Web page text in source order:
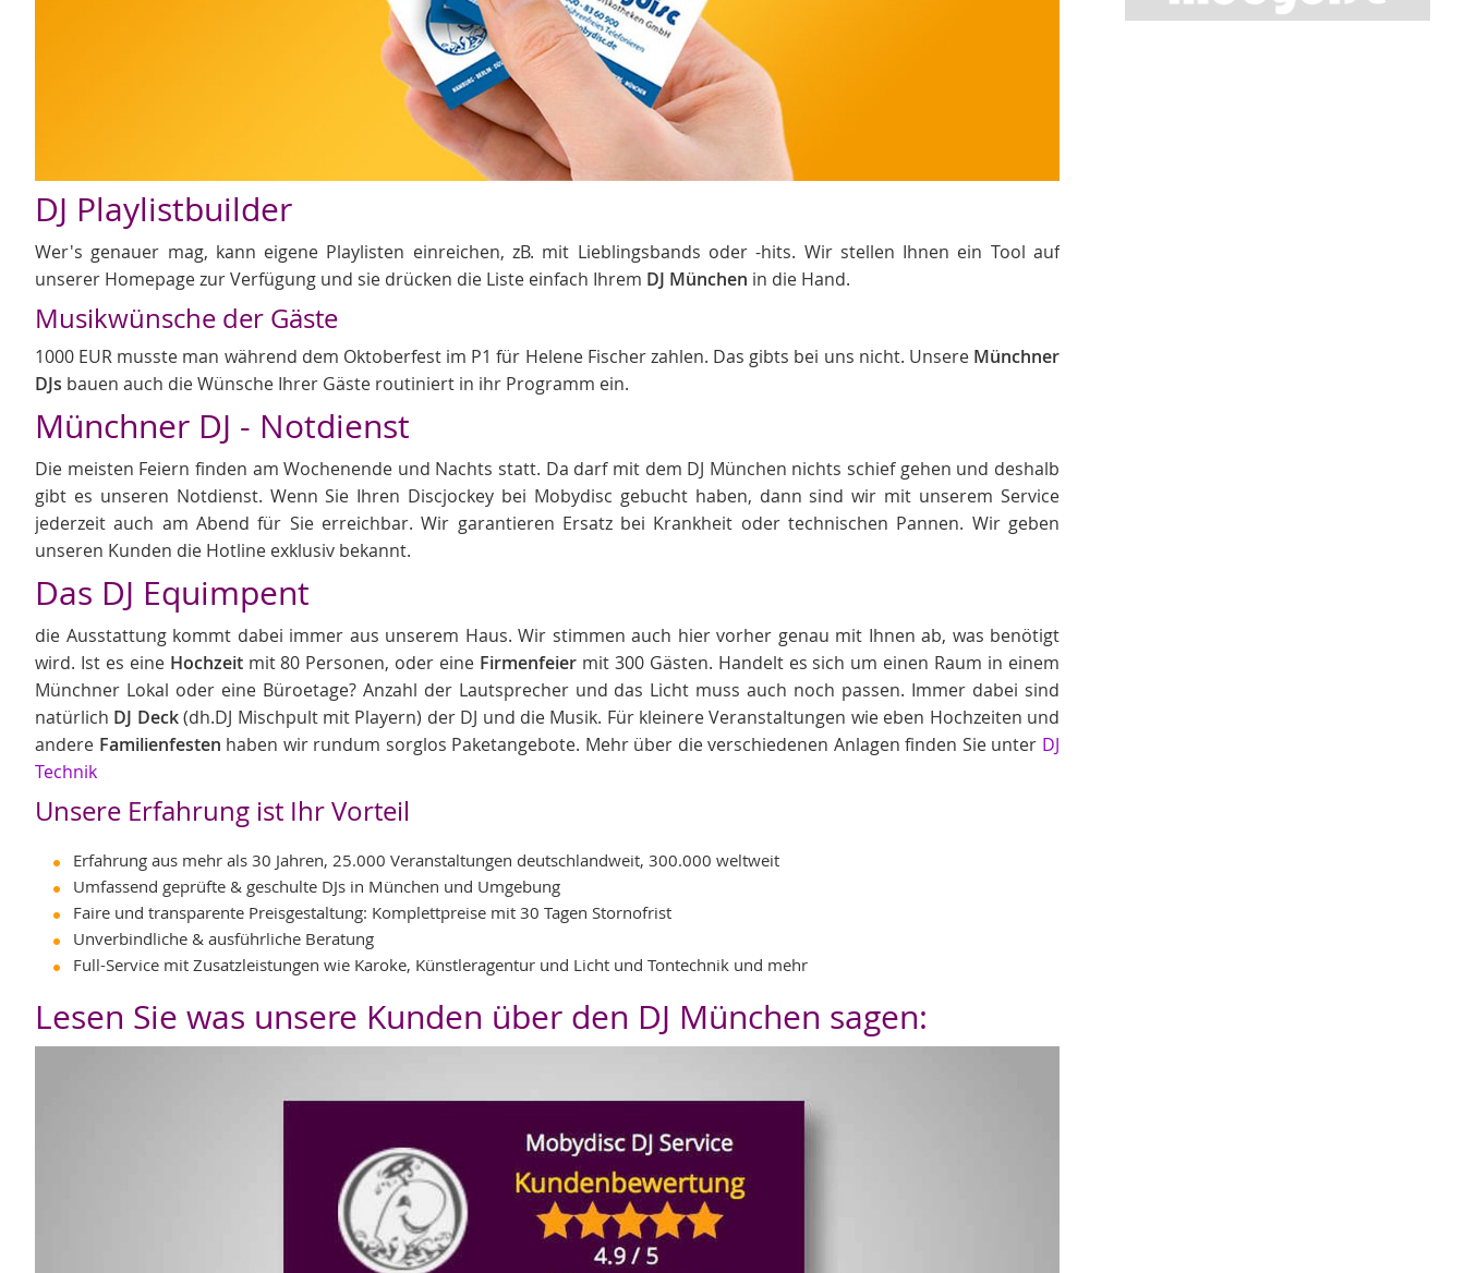
DJ Playlistbuilder
Wer's genauer mag, kann eigene Playlisten einreichen, zB. mit Lieblingsbands oder -hits. Wir stellen Ihnen ein Tool auf
unserer Homepage zur Verfügung und sie drücken die Liste einfach Ihrem DJ München in die Hand.
Musikwünsche der Gäste
1000 EUR musste man während dem Oktoberfest im P1 für Helene Fischer zahlen. Das gibts bei uns nicht. Unsere Münchner
DJs bauen auch die Wünsche Ihrer Gäste routiniert in ihr Programm ein.
Münchner DJ - Notdienst
Die meisten Feiern finden am Wochenende und Nachts statt. Da darf mit dem DJ München nichts schief gehen und deshalb
gibt es unseren Notdienst. Wenn Sie Ihren Discjockey bei Mobydisc gebucht haben, dann sind wir mit unserem Service
jederzeit auch am Abend für Sie erreichbar. Wir garantieren Ersatz bei Krankheit oder technischen Pannen. Wir geben
unseren Kunden die Hotline exklusiv bekannt.
Das DJ Equimpent
die Ausstattung kommt dabei immer aus unserem Haus. Wir stimmen auch hier vorher genau mit Ihnen ab, was benötigt
wird. Ist es eine Hochzeitmit 80 Personen, oder eine Firmenfeier mit 300 Gästen. Handelt es sich um einen Raum in einem
Münchner Lokal oder eine Büroetage? Anzahl der Lautsprecher und das Licht muss auch noch passen. Immer dabei sind
natürlich DJ Deck(dh.DJ Mischpult mit Playern) der DJ und die Musik. Für kleinere Veranstaltungen wie eben Hochzeiten und
andere Familienfesten haben wir rundum sorglos Paketangebote. Mehr über die verschiedenen Anlagen finden Sie unter DJ
Technik
Unsere Erfahrung ist Ihr Vorteil
Erfahrung aus mehr als 30 Jahren, 25.000 Veranstaltungen deutschlandweit, 300.000 weltweit
Umfassend geprüfte & geschulte DJs in München und Umgebung
Faire und transparente Preisgestaltung: Komplettpreise mit 30 Tagen Stornofrist
Unverbindliche & ausführliche Beratung
Full-Service mit Zusatzleistungen wie Karoke, Künstleragentur und Licht und Tontechnik und mehr
Lesen Sie was unsere Kunden über den DJ München sagen: